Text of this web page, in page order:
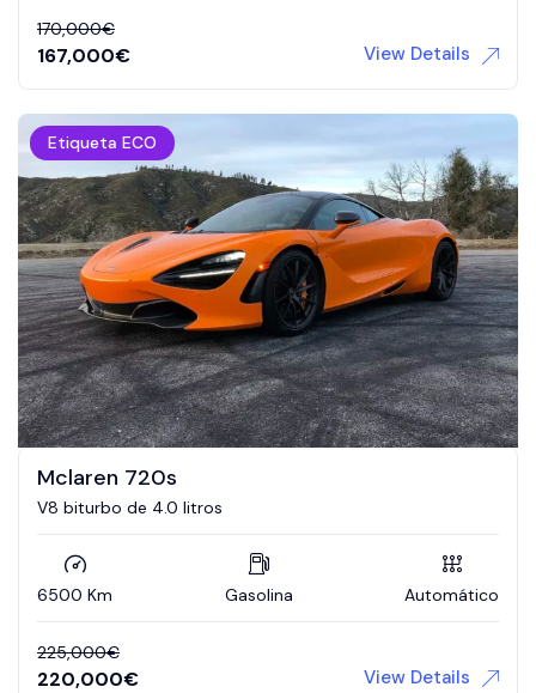
170,000€
167,000€ View Details
Etiqueta ECO
Mclaren 720s
V8 biturbo de 4.0 litros
6500 Km Gasolina Automático
225,000€
220,000€ View Details